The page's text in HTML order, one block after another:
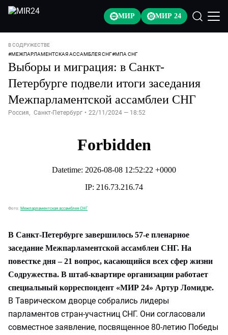
МИР МИР 24
В СОДРУЖЕСТВЕ
#МЕЖПАРЛАМЕНТСКАЯ АССАМБЛЕЯ СНГ#МПА СНГ
Выборы и миграция: в Санкт-
Петербурге подвели итоги заседания
Межпарламентской ассамблеи СНГ
Россия, Санкт-Петербург • 22/11/2024 — 18:52
Фото: Межпарламентская ассамблея СНГ
В Санкт-Петербурге завершилось 57-е пленарное
заседание Межпарламентской ассамблеи СНГ. На
повестке дня – 21 вопрос, касающийся всех сфер жизни
Содружества. В штаб-квартире организации работает
специальный корреспондент «МИР 24» Артур Ломидзе.
В Таврическом дворце собрались лидеры
парламентов стран-участниц СНГ. Они согласовали
совместное заявление, посвященное 80-летию Победы